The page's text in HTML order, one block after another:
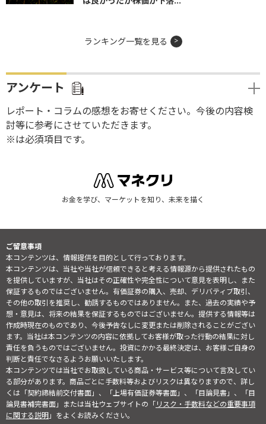
ランキング一覧を見る
アンケート
レポート・コラムの感想をお寄せください。今後の内容検
討等に参考にさせていただきます。
※は必須項目です。
お金を学び、マーケットを知り、未来を描く
ご留意事項
本コンテンツは、情報提供を目的として行っております。
本コンテンツは、当社や当社が信頼できると考える情報源から提供されたもの
を提供していますが、当社はその正確性や完全性について意見を表明し、また
保証するものではございません。有価証券の購入、売却、デリバティブ取引、
その他の取引を推奨し、勧誘するものではありません。また、過去の実績や予
想・意見は、将来の結果を保証するものではございません。提供する情報等は
作成時現在のものであり、今後予告なしに変更または削除されることがござい
ます。当社は本コンテンツの内容に依拠してお客様が取った行動の結果に対し
責任を負うものではございません。投資にかかる最終決定は、お客様ご自身の
判断と責任でなさるようお願いいたします。
本コンテンツでは当社でお取扱している商品・サービス等について言及してい
る部分があります。商品ごとに手数料等およびリスクは異なりますので、詳し
くは「契約締結前交付書面」、「上場有価証券等書面」、「目論見書」、「目
論見書補完書面」または当社ウェブサイトの「リスク・手数料などの重要事項
に関する説明」をよくお読みください。